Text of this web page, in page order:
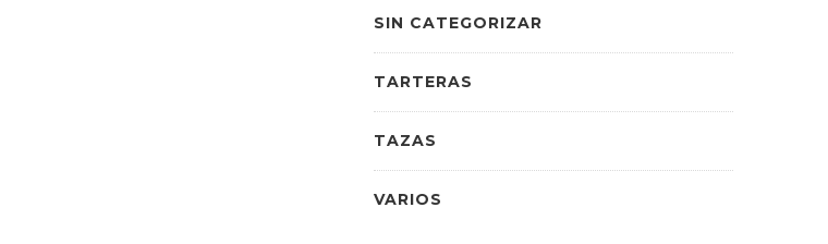
SIN CATEGORIZAR
TARTERAS
TAZAS
VARIOS